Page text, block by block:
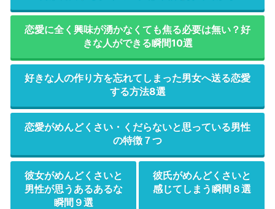
恋愛に全く興味が湧かなくても焦る必要は無い？好
きな人ができる瞬間10選
好きな人の作り方を忘れてしまった男女へ送る恋愛
する方法8選
恋愛がめんどくさい・くだらないと思っている男性
の特徴７つ
彼女がめんどくさいと
男性が思うあるあるな
瞬間９選
彼氏がめんどくさいと
感じてしまう瞬間８選